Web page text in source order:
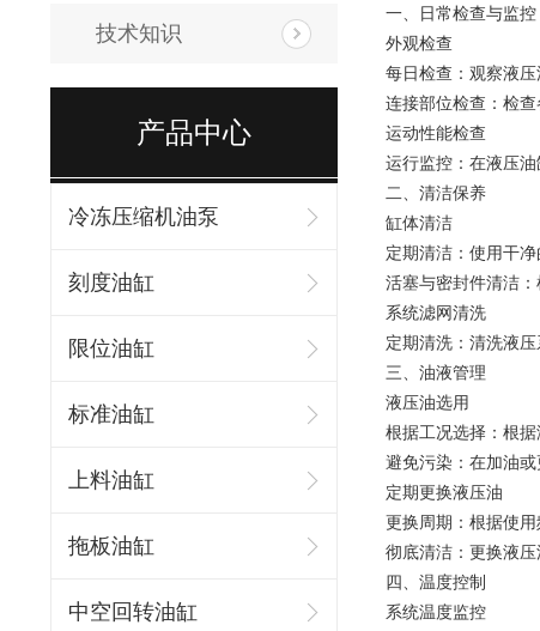
技术知识
产品中心
冷冻压缩机油泵
刻度油缸
限位油缸
标准油缸
上料油缸
拖板油缸
中空回转油缸
一、日常检查与监控
外观检查
每日检查：观察液
连接部位检查：检
运动性能检查
运行监控：在液压
二、清洁保养
缸体清洁
定期清洁：使用干
活塞与密封件清洁
系统滤网清洗
定期清洗：清洗液
三、油液管理
液压油选用
根据工况选择：根
避免污染：在加油
定期更换液压油
更换周期：根据使
彻底清洁：更换液
四、温度控制
系统温度监控